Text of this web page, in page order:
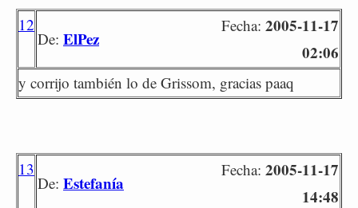
12
De: ElPez
Fecha: 2005-11-17
02:06
y corrijo también lo de Grissom, gracias paaq
13
De: Estefanía
Fecha: 2005-11-17
14:48